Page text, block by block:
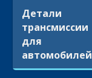
Детали
трансмиссии
для
автомобилей